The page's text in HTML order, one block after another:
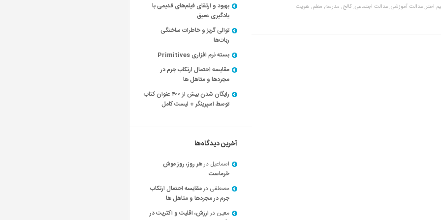
اختر,عدالت آموزشی,عدالت اجتماعی,کالج, مدرسه, معلم, هویت
بهبود و ارتقای فیلم‌های قدیمی با
یادگیری عمیق
توالی گریز و خاطرات ساختگی
ربات‌ها
بسته نرم افزاری Primitives
مقایسه احتمال ارتکاب جرم در
مجردها و متاهل ها
رایگان شدن بیش از ۴۰۰ عنوان کتاب
توسط اسپرینگر + لیست کامل
آخرین دیدگاه‌ها
اسماعیل درهر روز، روز موش
خرماست
مصطفی درمقایسه احتمال ارتکاب
جرم در مجردها و متاهل ها
معین درارزش، اقلیت و اکثریت در